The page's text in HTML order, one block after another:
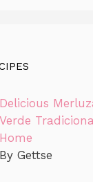
Delicious
Verde
Home
By Gettse